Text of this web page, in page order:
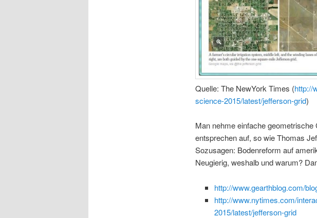
Quelle: The NewYork Times (http://
science-2015/latest/jefferson-grid)
Man nehme einfache
entsprechen auf, so wie Thomas
Sozusagen: Bodenreform auf
Neugierig, weshalb und warum?
http://www.gearthblog.com/
http://www.nytimes.com/
2015/latest/jefferson-grid